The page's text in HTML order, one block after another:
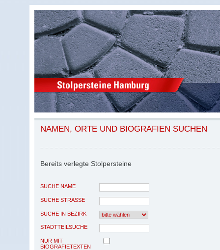
NAMEN, ORTE UND BIOGRAFIEN SUCHEN
Bereits verlegte Stolpersteine
SUCHE NAME
SUCHE STRASSE
SUCHE IN BEZIRK
STADTTEILSUCHE
NUR MIT
BIOGRAFIETEXTEN